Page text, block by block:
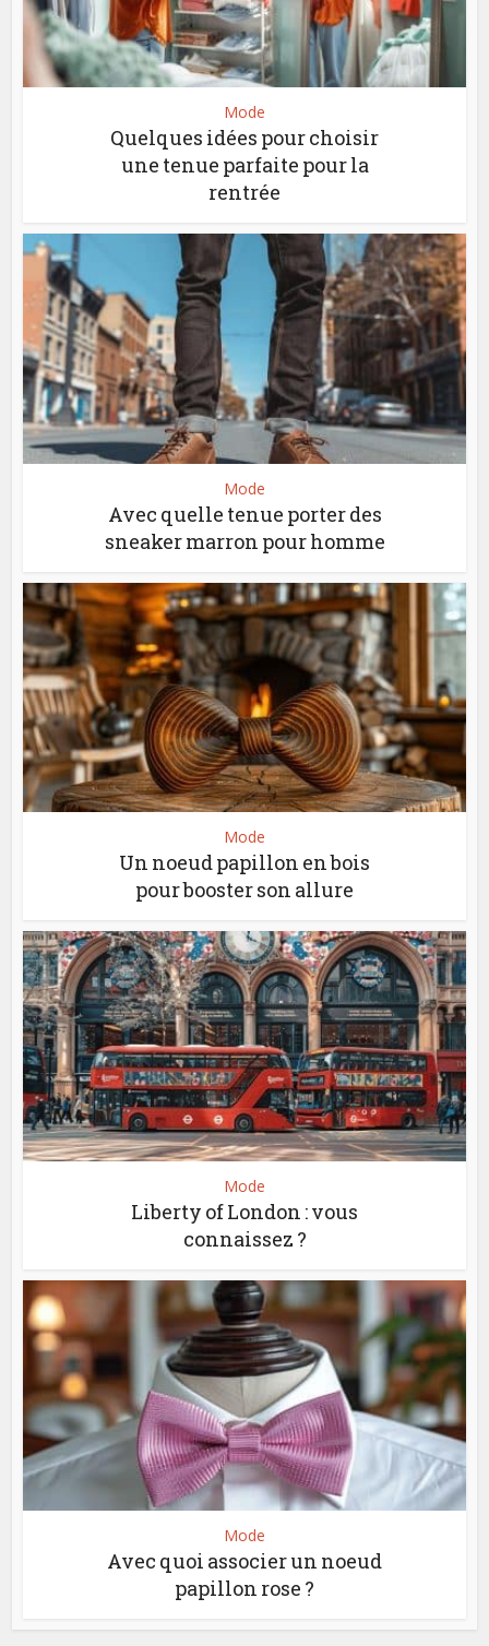
Mode
Quelques idées pour choisir
une tenue parfaite pour la
rentrée
Mode
Avec quelle tenue porter des
sneaker marron pour homme
Mode
Un noeud papillon en bois
pour booster son allure
Mode
Liberty of London : vous
connaissez ?
Mode
Avec quoi associer un noeud
papillon rose ?